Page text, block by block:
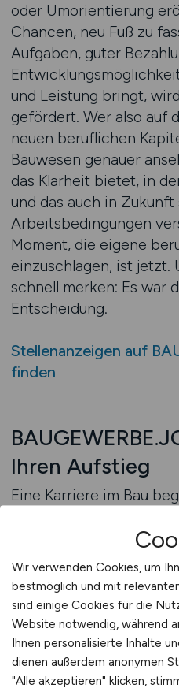
oder Umorientierung
Chancen, neu Fuß zu
Aufgaben, guter
und Leistung bringt,
gefördert. Wer also auf
neuen beruflichen
Bauwesen genauer
das Klarheit bietet, in
und das auch in Zukunft
Arbeitsbedingungen
Moment, die eigene
einzuschlagen, ist jetzt.
schnell merken: Es war
Entscheidung.
Stellenanzeigen auf
finden
Ihren Aufstieg
Eine Karriere im Bau
enden. Viele, die als
Fachkraft gestartet
Zeit zu Vorarbeitern,
Bauleitern entwickelt.
bekannt für seine
bringt, sich einbringt
gesehen. Der eigene
Wir verwenden Cookies, um
bestmöglich und mit
sind einige Cookies für die
Website notwendig, während
Ihnen personalisierte Inhalte
dienen außerdem anonymen
"Alle akzeptieren" klicken,